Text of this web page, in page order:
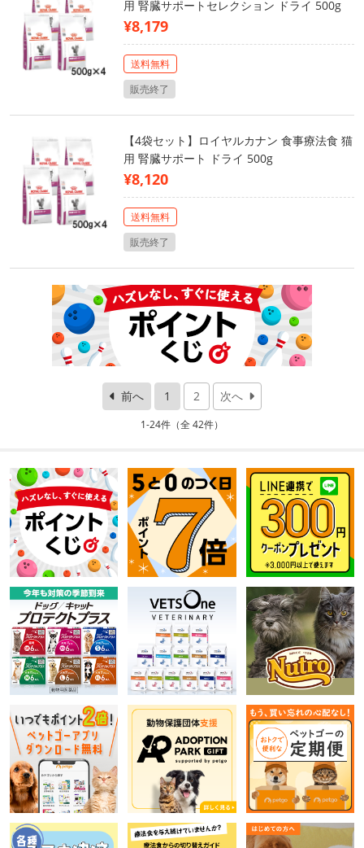
用 腎臓サポートセレクション ドライ 500g
¥8,179
送料無料
販売終了
【4袋セット】ロイヤルカナン 食事療法食 猫
用 腎臓サポート ドライ 500g
¥8,120
送料無料
販売終了
前へ 1 2 次へ
1-24件（全 42件）